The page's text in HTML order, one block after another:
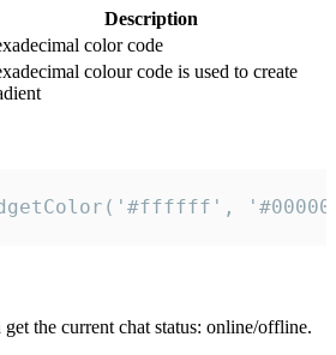
Description
color code
colour code is used to create
the current chat status: online/offline.